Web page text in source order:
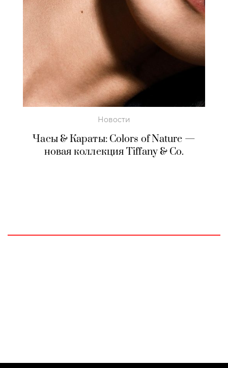
Новости
Часы & Караты: Colors of Nature —
новая коллекция Tiffany & Co.